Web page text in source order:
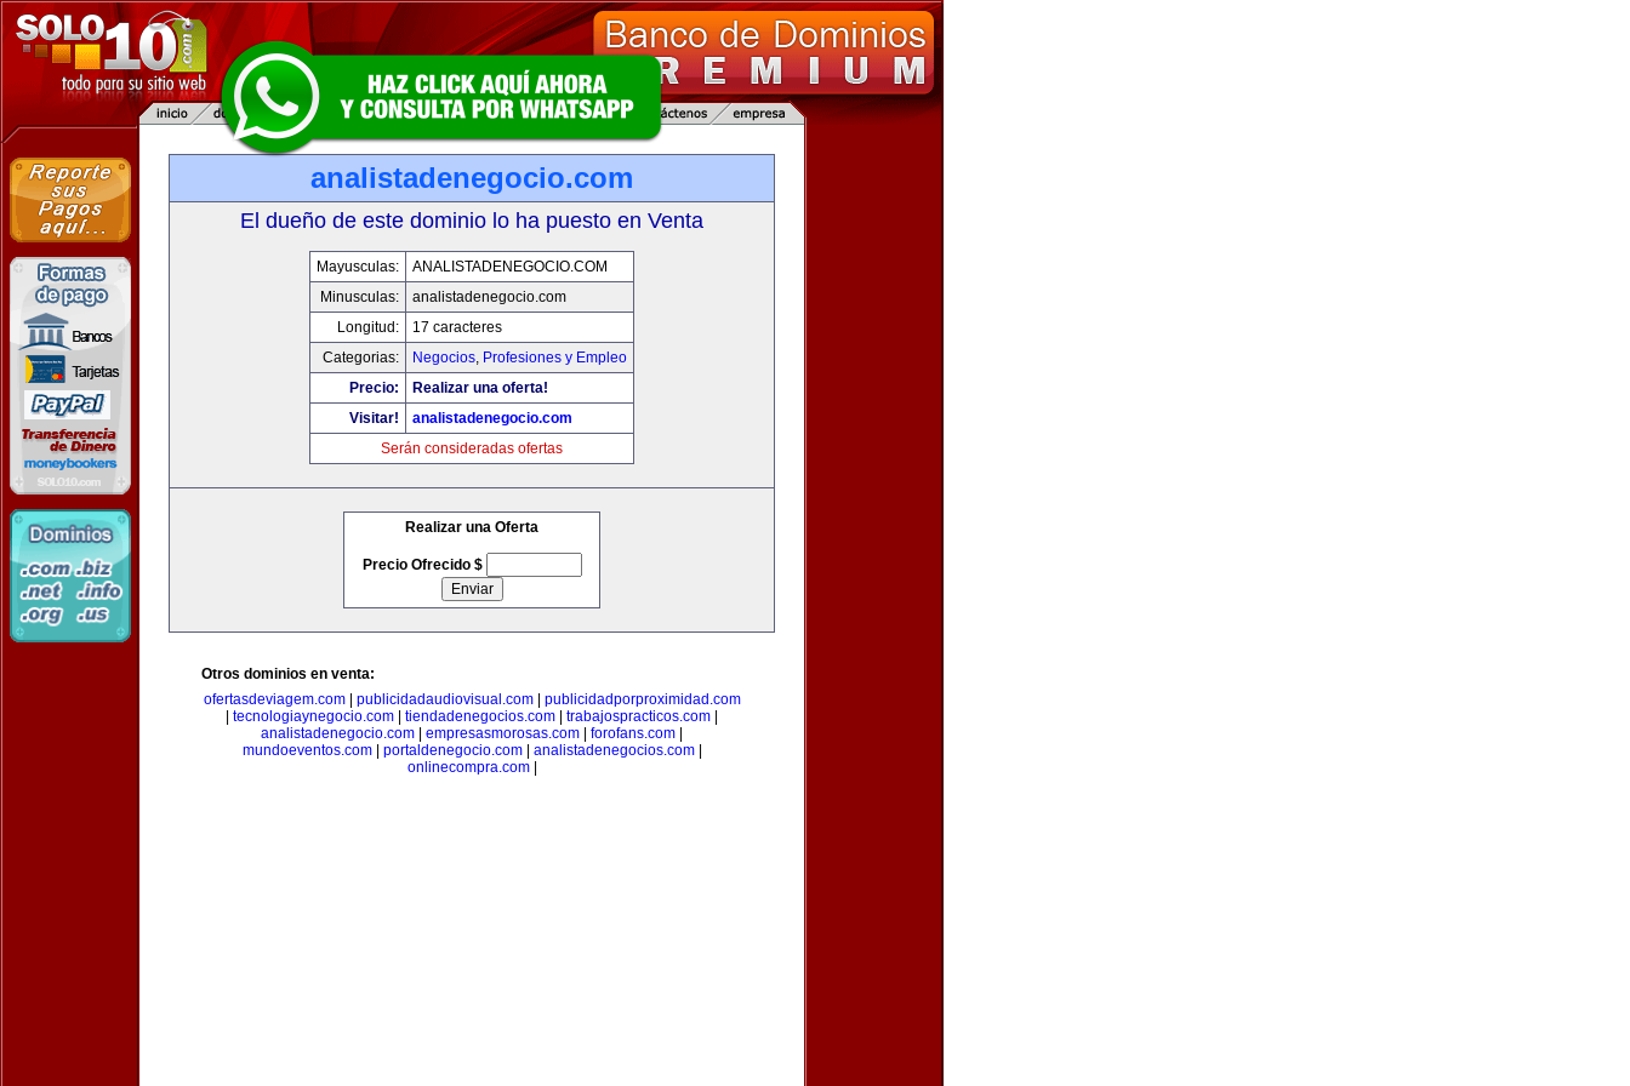
analistadenegocio.com
El dueño de este dominio lo ha puesto en Venta
Mayusculas:
ANALISTADENEGOCIO.COM
Minusculas:
analistadenegocio.com
Longitud:
17 caracteres
Categorias:
Negocios, Profesiones y Empleo
Precio:
Realizar una oferta!
Visitar!
analistadenegocio.com
Serán consideradas ofertas
Realizar una Oferta
Precio Ofrecido $
Otros dominios en venta:
ofertasdeviagem.com| publicidadaudiovisual.com| publicidadporproximidad.com
tecnologiaynegocio.com tiendadenegocios.com trabajospracticos.com
analistadenegocio.com
empresasmorosas.com forofans.com
mundoeventos.com| portaldenegocio.com| analistadenegocios.com|
onlinecompra.com|